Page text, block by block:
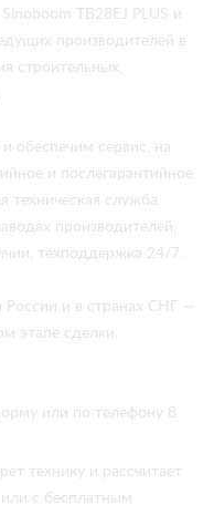
TB28EJ PLUS и
производителей в
строительных,
обеспечим сервис, на
и послегарантийное
техническая служба
производителей,
техподдержка 24/7.
и в странах СНГ —
этапе сделки.
или по телефону 8
технику и рассчитает
с бесплатным